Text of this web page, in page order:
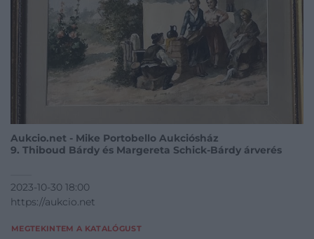
Aukcio.net - Mike Portobello Aukciósház
9. Thiboud Bárdy és Margereta Schick-Bárdy árverés
2023-10-30 18:00
https://aukcio.net
MEGTEKINTEM A KATALÓGUST